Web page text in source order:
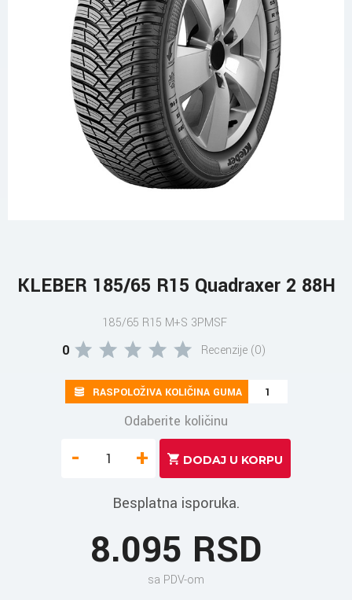
KLEBER 185/65 R15 Quadraxer 2 88H
185/65 R15 M+S 3PMSF
0 Recenzije (0)
RASPOLOŽIVA KOLIČINA GUMA 1
Odaberite količinu
- +
Besplatna isporuka.
8.095 RSD
sa PDV-om